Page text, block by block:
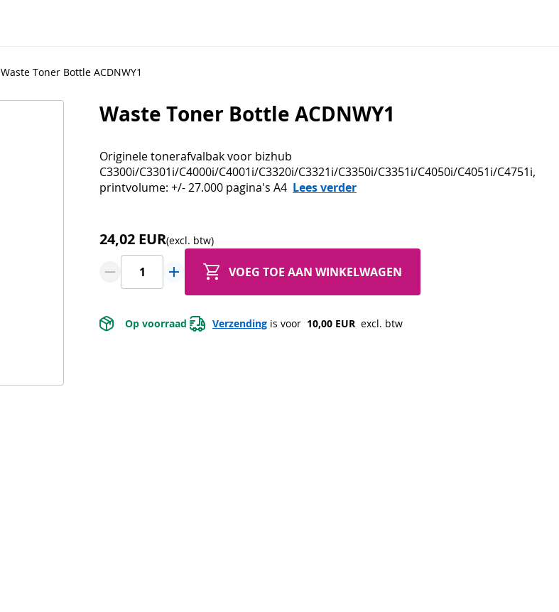
Waste Toner Bottle ACDNWY1
Waste Toner Bottle ACDNWY1
Originele tonerafvalbak voor bizhub
C3300i/C3301i/C4000i/C4001i/C3320i/C3321i/C3350i/C3351i/C4050i/C4051i/C4751i,
printvolume: +/- 27.000 pagina's A4 Lees verder
24,02 EUR(excl. btw)
VOEG TOE AAN WINKELWAGEN
Op voorraad Verzending is voor 10,00 EUR excl. btw